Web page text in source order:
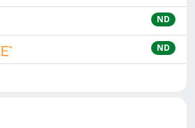
ND
ND